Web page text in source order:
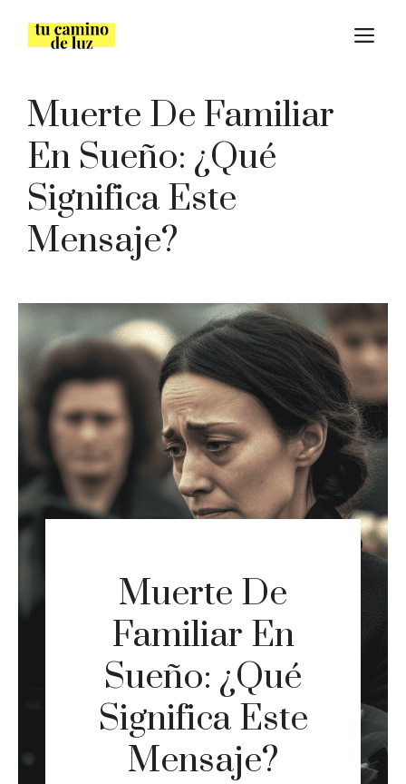
Muerte De Familiar
En Sueño: ¿Qué
Significa Este
Mensaje?
Muerte De
Familiar En
Sueño: ¿Qué
Significa Este
Mensaje?